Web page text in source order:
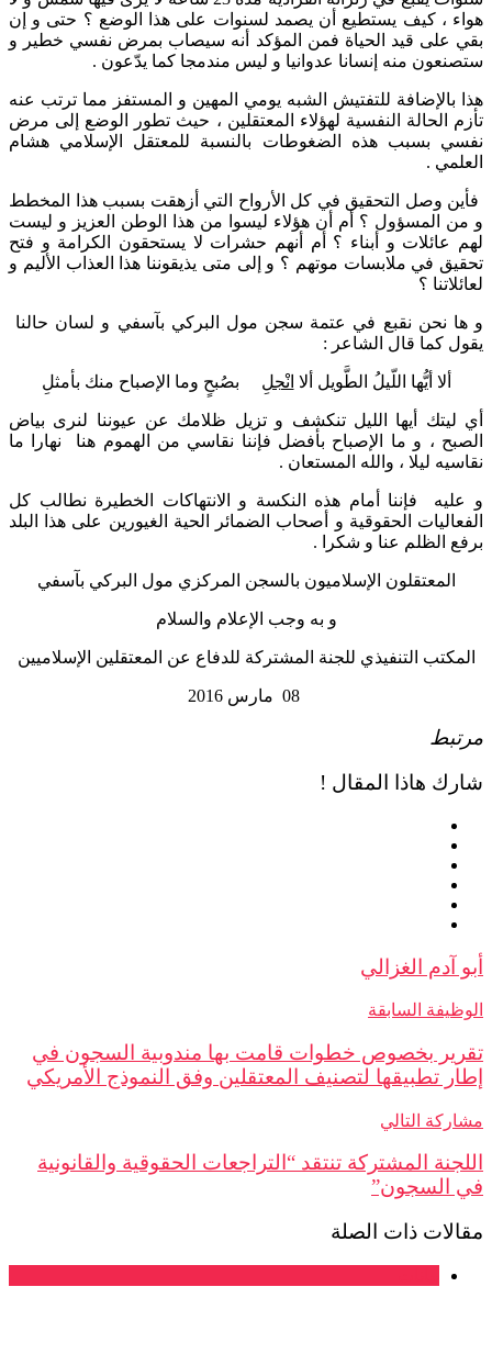
هواء ، كيف يستطيع أن يصمد لسنوات على هذا الوضع ؟ حتى و إن
بقي على قيد الحياة فمن المؤكد أنه سيصاب بمرض نفسي خطير و
ستصنعون منه إنسانا عدوانيا و ليس مندمجا كما يدّعون .
هذا بالإضافة للتفتيش الشبه يومي المهين و المستفز مما ترتب عنه
تأزم الحالة النفسية لهؤلاء المعتقلين ، حيث تطور الوضع إلى مرض
نفسي بسبب هذه الضغوطات بالنسبة للمعتقل الإسلامي هشام
العلمي .
فأين وصل التحقيق في كل الأرواح التي أزهقت بسبب هذا المخطط
و من المسؤول ؟ أم أن هؤلاء ليسوا من هذا الوطن العزيز و ليست
لهم عائلات و أبناء ؟ أم أنهم حشرات لا يستحقون الكرامة و فتح
تحقيق في ملابسات موتهم ؟ و إلى متى يذيقوننا هذا العذاب الأليم و
لعائلاتنا ؟
و ها نحن نقبع في عتمة سجن مول البركي بآسفي و لسان حالنا
يقول كما قال الشاعر :
ألا أيُّها اللّيلُ الطَّويل ألا انْجلِ بصُبحٍ وما الإصباح منك بأمثلِ
أي ليتك أيها الليل تنكشف و تزيل ظلامك عن عيوننا لنرى بياض
الصبح ، و ما الإصباح بأفضل فإننا نقاسي من الهموم هنا نهارا ما
نقاسيه ليلا ، والله المستعان .
و عليه فإننا أمام هذه النكسة و الانتهاكات الخطيرة نطالب كل
الفعاليات الحقوقية و أصحاب الضمائر الحية الغيورين على هذا البلد
برفع الظلم عنا و شكرا .
المعتقلون الإسلاميون بالسجن المركزي مول البركي بآسفي
و به وجب الإعلام والسلام
المكتب التنفيذي للجنة المشتركة للدفاع عن المعتقلين الإسلاميين
مرتبط
شارك هاذا المقال !
أبو آدم الغزالي
الوظيفة السابقة
تقرير بخصوص خطوات قامت بها مندوبية السجون في
إطار تطبيقها لتصنيف المعتقلين وفق النموذج الأمريكي
مشاركة التالي
اللجنة المشتركة تنتقد “التراجعات الحقوقية والقانونية
في السجون”
مقالات ذات الصلة